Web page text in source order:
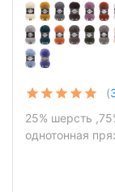
(
25% шерсть
однотонная